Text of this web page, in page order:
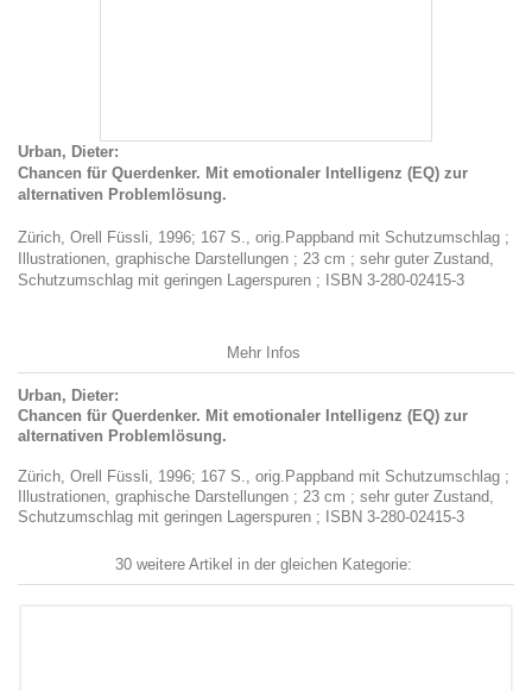
Urban, Dieter:
Chancen für Querdenker. Mit emotionaler Intelligenz (EQ) zur
alternativen Problemlösung.
Zürich, Orell Füssli, 1996; 167 S., orig.Pappband mit Schutzumschlag ;
Illustrationen, graphische Darstellungen ; 23 cm ; sehr guter Zustand,
Schutzumschlag mit geringen Lagerspuren ; ISBN 3-280-02415-3
Mehr Infos
Urban, Dieter:
Chancen für Querdenker. Mit emotionaler Intelligenz (EQ) zur
alternativen Problemlösung.
Zürich, Orell Füssli, 1996; 167 S., orig.Pappband mit Schutzumschlag ;
Illustrationen, graphische Darstellungen ; 23 cm ; sehr guter Zustand,
Schutzumschlag mit geringen Lagerspuren ; ISBN 3-280-02415-3
30 weitere Artikel in der gleichen Kategorie: